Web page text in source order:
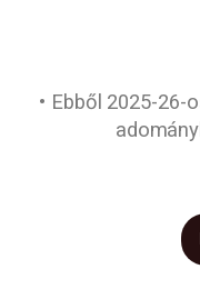
• Ebből 2025-26-